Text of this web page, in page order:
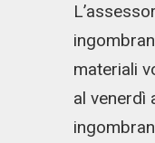
materiali
al venerdì